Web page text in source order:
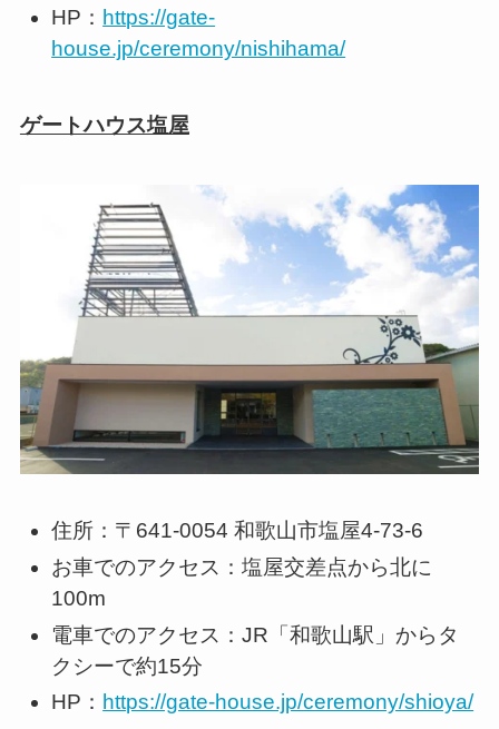
HP： https://gate-
house.jp/ceremony/nishihama/
ゲートハウス塩屋
住所：〒641-0054 和歌山市塩屋4-73-6
お車でのアクセス：塩屋交差点から北に
100m
電車でのアクセス：JR「和歌山駅」からタ
クシーで約15分
HP： https://gate-house.jp/ceremony/shioya/